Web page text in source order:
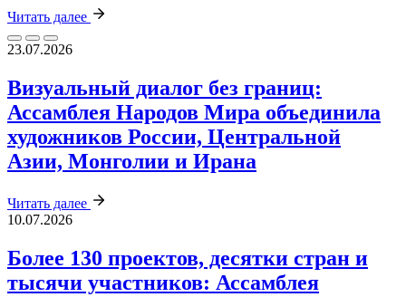
Читать далее
23.07.2026
Визуальный диалог без границ:
Ассамблея Народов Мира объединила
художников России, Центральной
Азии, Монголии и Ирана
Читать далее
10.07.2026
Более 130 проектов, десятки стран и
тысячи участников: Ассамблея